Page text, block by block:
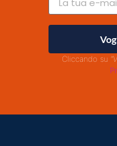
Cliccando su